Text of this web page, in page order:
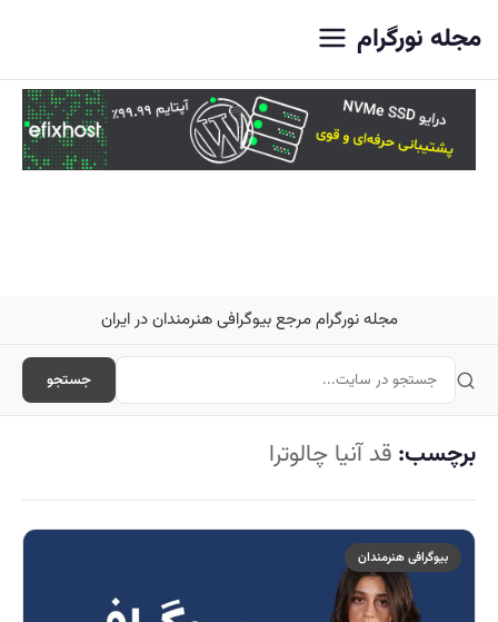
مجله نورگرام
مجله نورگرام مرجع بیوگرافی هنرمندان در ایران
جستجو
برچسب: قد آنیا چالوترا
بیوگرافی هنرمندان